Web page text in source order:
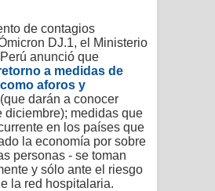
de contagios
DJ.1, el Ministerio
anunció que
a medidas de
aforos y
(que darán a conocer
diciembre); medidas que
en los países que
la economía por sobre
personas - se toman
y sólo ante el riesgo
la red hospitalaria.